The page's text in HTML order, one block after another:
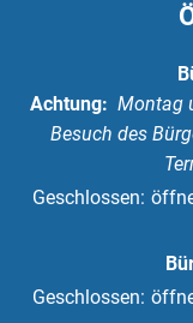
Achtung: Montag
Besuch des
Klicken, um
Geschlossen:
Klicken, um
Geschlossen: